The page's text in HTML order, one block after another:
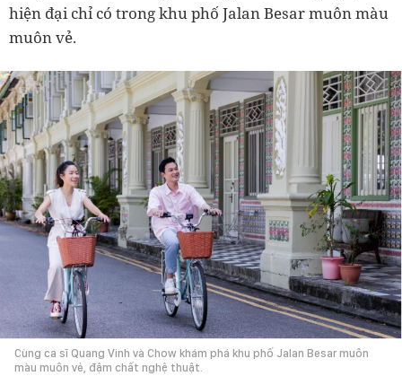
hiện đại chỉ có trong khu phố Jalan Besar muôn màu
muôn vẻ.
Cùng ca sĩ Quang Vinh và Chow khám phá khu phố Jalan Besar muôn
màu muôn vẻ, đậm chất nghệ thuật.